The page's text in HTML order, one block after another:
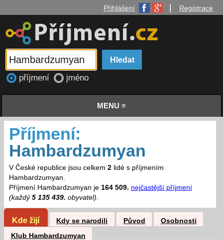
Přihlášení Registrace
příjmení jméno
MENU ≡
Příjmení:
Hambardzumyan
V České republice jsou celkem 2lidé s příjmením
Hambardzumyan.
Příjmení Hambardzumyan je 164 509. nejčastější příjmení
(každý 5 135 439. obyvatel).
Kde žijí Kdy se narodili Původ
Osobnosti
Klub Hambardzumyan